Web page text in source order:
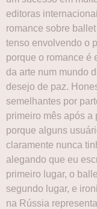
editoras
romance sobre
tenso envolvendo o
porque o romance é
da arte num mundo
desejo de paz.
semelhantes por
primeiro mês após a
porque alguns
claramente nunca
alegando que eu
primeiro lugar, o
segundo lugar, e
na Rússia